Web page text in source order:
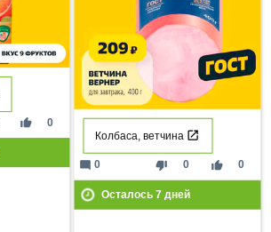
Колбаса, ветчина
thumb_down 0 thumb_up 0
mode_comment 0
Осталось 7дней
thumb_up 0